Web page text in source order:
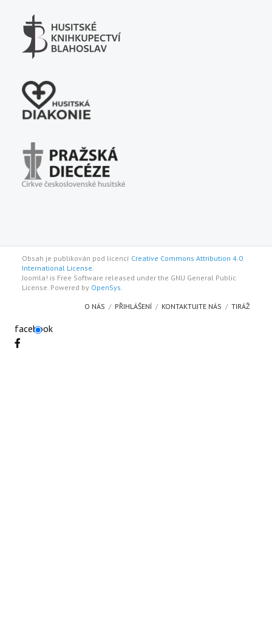
Obsah je publikován pod licencí Creative Commons Attribution 4.0
International License.
Joomla! is Free Software released under the GNU General Public
License. Powered by OpenSys
O NÁS PŘIHLÁŠENÍ KONTAKTUJTE NÁS TIRÁŽ
facebook